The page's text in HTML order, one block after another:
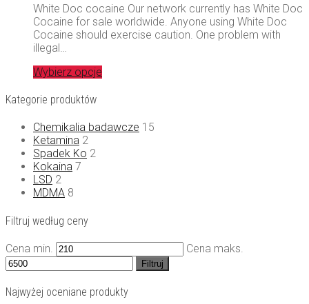
White Doc cocaine Our network currently has White Doc
Cocaine for sale worldwide. Anyone using White Doc
Cocaine should exercise caution. One problem with
illegal…
Wybierz opcje
Kategorie produktów
Chemikalia badawcze 15
Ketamina 2
Spadek Ko 2
Kokaina 7
LSD 2
MDMA 8
Filtruj według ceny
Cena min. Cena maks.
Filtruj
Najwyżej oceniane produkty